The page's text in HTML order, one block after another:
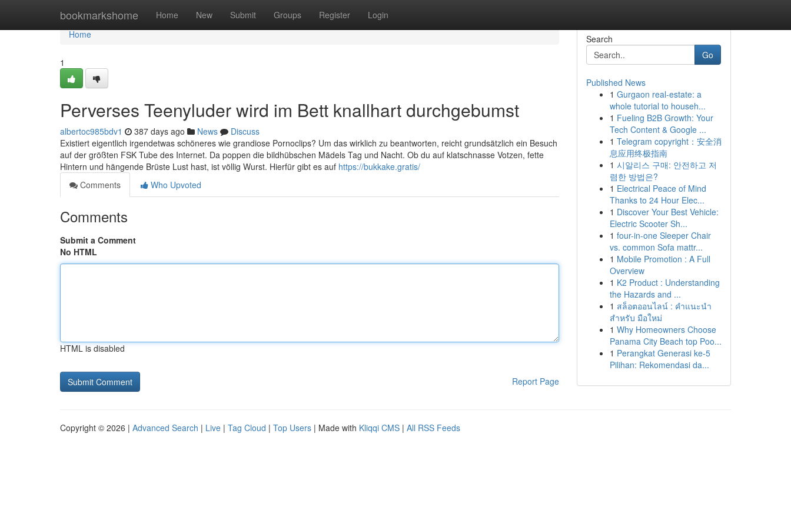
bookmarkshome Home New Submit Groups Register Login
Home
Home
1
Perverses Teenyluder wird im Bett knallhart durchgebumst
albertoc985bdv1 387 days ago News
Discuss
Existiert eigentlich irgendetwas schöneres wie grandiose Pornoclips? Um das wirklich zu beantworten, reicht grundsätzlich ein Besuch
auf der größten FSK Tube des Internet. Da poppen die bildhübschen Mädels Tag und Nacht. Ob du auf klatschnasse Votzen, fette
Hintern und hängende Brüste Lust hast, ist völlig Wurst. Hierfür gibt es auf https://bukkake.gratis/
Comments
Who Upvoted
Comments
Submit a Comment
No HTML
HTML is disabled
Report Page
Search
Go
Published News
1 Gurgaon real-estate: a
whole tutorial to househ...
1 Fueling B2B Growth: Your
Tech Content & Google ...
1 Telegram copyright：安全消
息应用终极指南
1 시알리스 구매: 안전하고 저
렴한 방법은?
1 Electrical Peace of Mind
Thanks to 24 Hour Elec...
1 Discover Your Best Vehicle:
Electric Scooter Sh...
1 four-in-one Sleeper Chair
vs. common Sofa mattr...
1 Mobile Promotion : A Full
Overview
1 K2 Product : Understanding
the Hazards and ...
1 สล็อตออนไลน์ : คำแนะนำ
สำหรับ มือใหม่
1 Why Homeowners Choose
Panama City Beach top Poo...
1 Perangkat Generasi ke-5
Pilihan: Rekomendasi da...
Copyright © 2026 | Advanced Search | Live | Tag Cloud | Top Users | Made with Kliqqi CMS | All RSS Feeds